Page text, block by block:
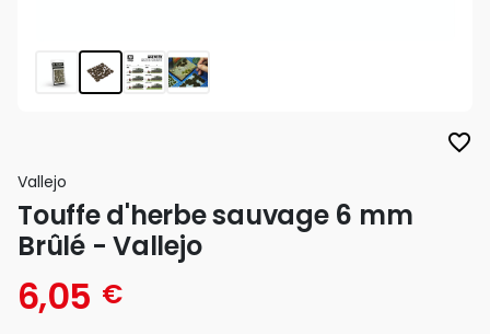
favorite_border
Vallejo
Touffe d'herbe sauvage 6 mm
Brûlé - Vallejo
6,05 €